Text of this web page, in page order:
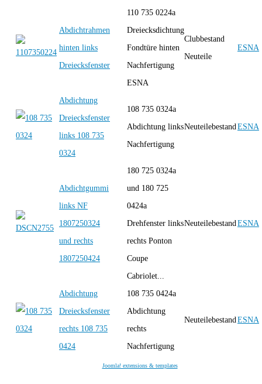
Abdichtrahmen
hinten links
Dreiecksfenster
110 735 0224a
Dreiecksdichtung
Fondtüre hinten
Nachfertigung
ESNA
Clubbestand
Neuteile
ESNA
Abdichtung
Dreiecksfenster
links 108 735
0324
108 735 0324a
Abdichtung links
Nachfertigung
Neuteilebestand ESNA
Abdichtgummi
links NF
1807250324
und rechts
1807250424
180 725 0324a
und 180 725
0424a
Drehfenster links
rechts Ponton
Coupe
Cabriolet...
Neuteilebestand ESNA
Abdichtung
Dreiecksfenster
rechts 108 735
0424
108 735 0424a
Abdichtung
rechts
Nachfertigung
Neuteilebestand ESNA
Joomla! extensions & templates